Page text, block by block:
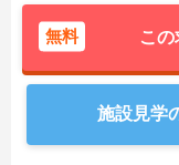
無料 こ
施設見学